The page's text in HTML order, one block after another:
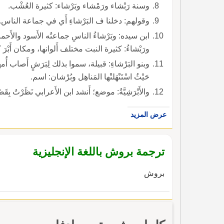
وسنة رَبْشاء ورَمْشاء وبَرْشاء: كثيرة العُشْب.
وقولهم: دخلنا ف البَرْشاءِ أَي في جماعة
ابن سيده: وبَرْشاءُ الناسِ جماعتُه الأَسود
ورَبْشاءُ: كثيرة النبت مختلف أَلوانها، ومكان
وبنو البَرْشاءِ: قبيلة، سموا بذلك لِبَرَشٍ أَصاب
حَيْثُ اسْتَنْهَلتْها المَناهِل وبُرْشان: اسم.
والأَبْرَشِيَّةُ: موضع؛ أَنشد ابن الأَعرابي نَظَرْتُ
عرض المزيد
ترجمة بروش باللغة الإنجليزية
بروش